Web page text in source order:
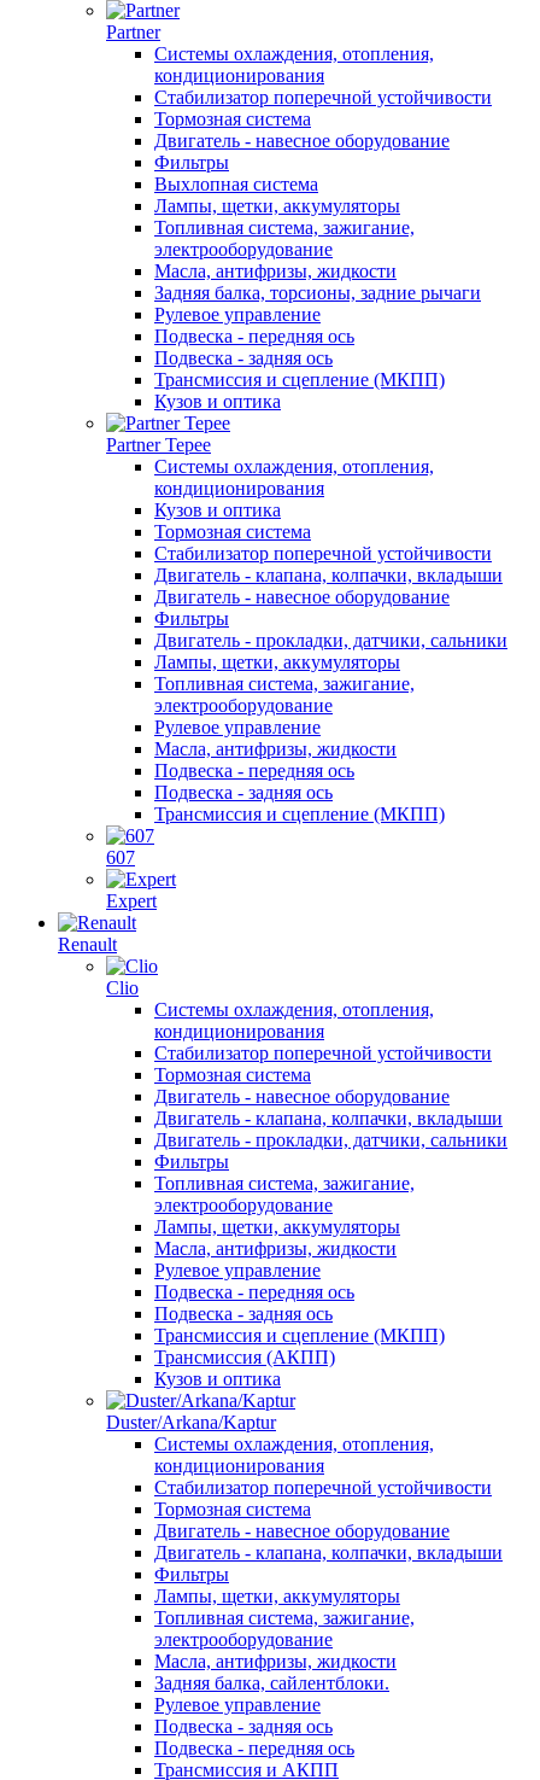
Partner
Системы охлаждения, отопления,
кондиционирования
Стабилизатор поперечной устойчивости
Тормозная система
Двигатель - навесное оборудование
Фильтры
Выхлопная система
Лампы, щетки, аккумуляторы
Топливная система, зажигание,
электрооборудование
Масла, антифризы, жидкости
Задняя балка, торсионы, задние рычаги
Рулевое управление
Подвеска - передняя ось
Подвеска - задняя ось
Трансмиссия и сцепление (МКПП)
Кузов и оптика
Partner Tepee
Системы охлаждения, отопления,
кондиционирования
Кузов и оптика
Тормозная система
Стабилизатор поперечной устойчивости
Двигатель - клапана, колпачки, вкладыши
Двигатель - навесное оборудование
Фильтры
Двигатель - прокладки, датчики, сальники
Лампы, щетки, аккумуляторы
Топливная система, зажигание,
электрооборудование
Рулевое управление
Масла, антифризы, жидкости
Подвеска - передняя ось
Подвеска - задняя ось
Трансмиссия и сцепление (МКПП)
607
Expert
Renault
Clio
Системы охлаждения, отопления,
кондиционирования
Стабилизатор поперечной устойчивости
Тормозная система
Двигатель - навесное оборудование
Двигатель - клапана, колпачки, вкладыши
Двигатель - прокладки, датчики, сальники
Фильтры
Топливная система, зажигание,
электрооборудование
Лампы, щетки, аккумуляторы
Масла, антифризы, жидкости
Рулевое управление
Подвеска - передняя ось
Подвеска - задняя ось
Трансмиссия и сцепление (МКПП)
Трансмиссия (АКПП)
Кузов и оптика
Duster/Arkana/Kaptur
Системы охлаждения, отопления,
кондиционирования
Стабилизатор поперечной устойчивости
Тормозная система
Двигатель - навесное оборудование
Двигатель - клапана, колпачки, вкладыши
Фильтры
Лампы, щетки, аккумуляторы
Топливная система, зажигание,
электрооборудование
Масла, антифризы, жидкости
Задняя балка, сайлентблоки.
Рулевое управление
Подвеска - задняя ось
Подвеска - передняя ось
Трансмиссия и АКПП